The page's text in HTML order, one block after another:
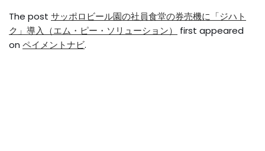
The post サッポロビール園の社員食堂の券売機に「ジハト
ク」導入（エム・ピー・ソリューション）
first appeared
on ペイメントナビ.